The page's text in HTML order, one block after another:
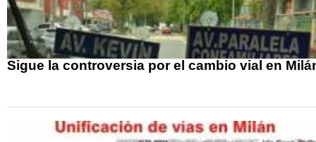
Sigue la controversia por el cambio vial en